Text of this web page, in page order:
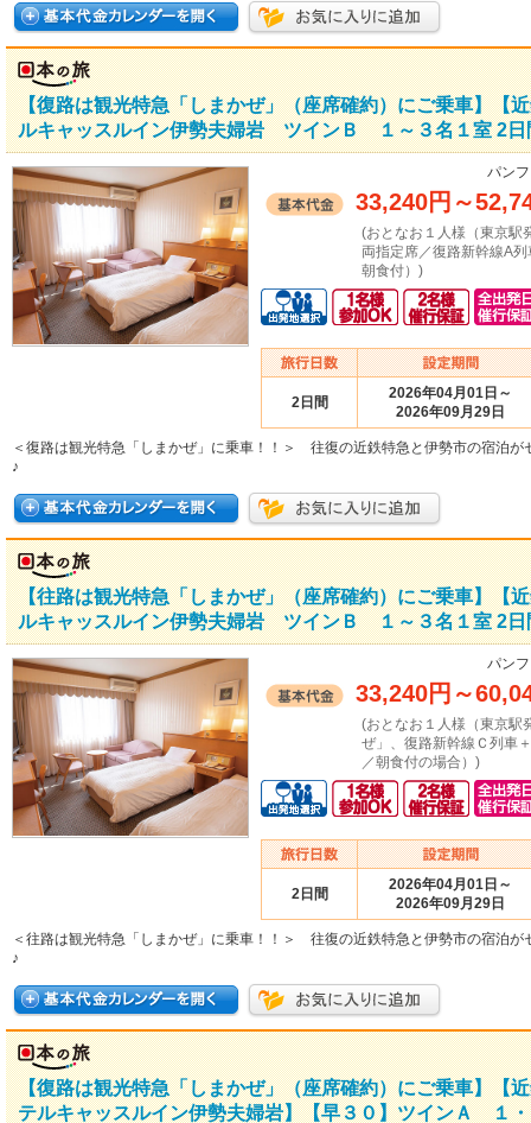
【復路は観光特急「しまかぜ」（座席確約）にご乗車】【
ルキャッスルイン伊勢夫婦岩 ツインＢ １～３名１室 2日
パン
33,240円 ～
(おとなお１人様（東京駅
両指定席／復路新幹線A
朝食付）)
2日間
2026年04月01日～
2026年09月29日
＜復路は観光特急「しまかぜ」に乗車！！＞ 往復の近鉄特急と伊勢市の宿泊が
♪
【往路は観光特急「しまかぜ」（座席確約）にご乗車】【
ルキャッスルイン伊勢夫婦岩 ツインＢ １～３名１室 2日
パン
33,240円 ～
(おとなお１人様（東京駅
ぜ」、復路新幹線Ｃ列車
／朝食付の場合）)
2日間
2026年04月01日～
2026年09月29日
＜往路は観光特急「しまかぜ」に乗車！！＞ 往復の近鉄特急と伊勢市の宿泊が
♪
【復路は観光特急「しまかぜ」（座席確約）にご乗車】【
テルキャッスルイン伊勢夫婦岩】【早３０】ツインＡ １